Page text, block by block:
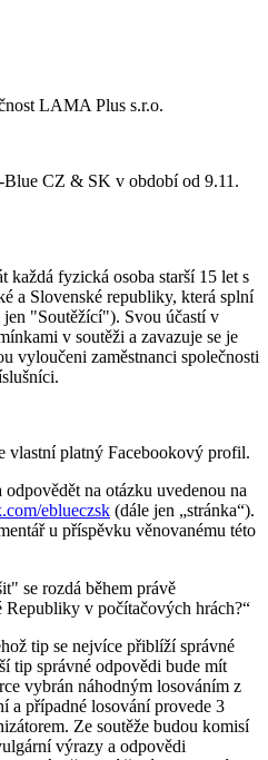
LAMA Plus s.r.o.
Blue CZ & SK v období od 9.11.
každá fyzická osoba starší 15 let s
a Slovenské republiky, která splní
"Soutěžící"). Svou účastí v
v soutěži a zavazuje se je
vyloučeni zaměstnanci společnosti
vlastní platný Facebookový profil.
na otázku uvedenou na
eblueczsk (dále jen „stránka“).
u příspěvku věnovanému této
se rozdá během právě
v počítačových hrách?“
tip se nejvíce přiblíží správné
tip správné odpovědi bude mít
vybrán náhodným losováním z
a případné losování provede 3
Ze soutěže budou komisí
výrazy a odpovědi